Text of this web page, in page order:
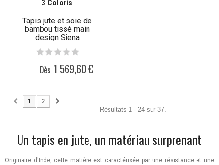
3 Coloris
Tapis jute et soie de
bambou tissé main
design Siena
Dès 1 569,60 €
1
2
Résultats 1 - 24 sur 37.
Un tapis en jute, un matériau surprenant
Originaire d'Inde, cette matière est caractérisée par une résistance et une